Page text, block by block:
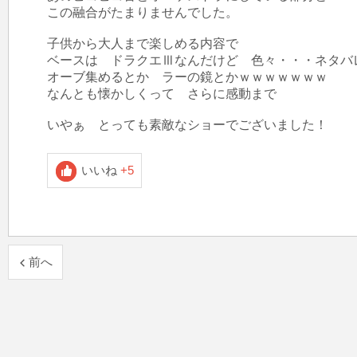
この融合がたまりませんでした。
子供から大人まで楽しめる内容で
ベースは　ドラクエⅢなんだけど　色々・・・ネタバ
オーブ集めるとか　ラーの鏡とかｗｗｗｗｗｗｗ
なんとも懐かしくって　さらに感動まで
いやぁ　とっても素敵なショーでございました！
いいね +5
前へ